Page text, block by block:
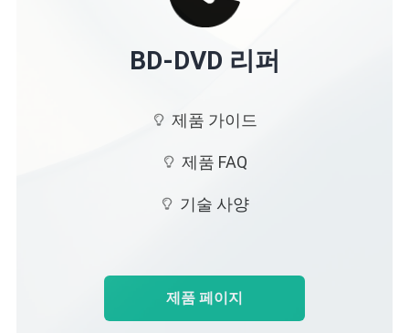
BD-DVD 리퍼
제품 가이드
제품 FAQ
기술 사양
제품 페이지